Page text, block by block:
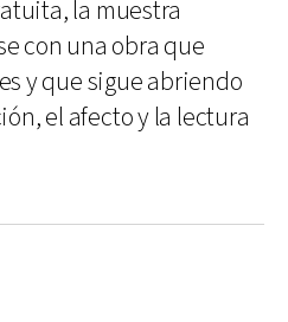
la muestra
con una obra que
y que sigue abriendo
el afecto y la lectura